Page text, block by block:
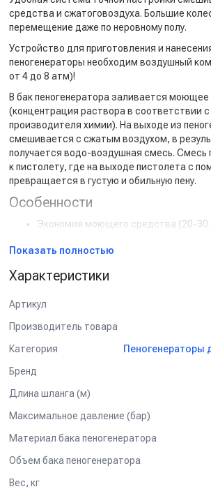
средства и сжатоговоздуха. Большие
перемещение даже по неровному полу.
Устройство для приготовления и
пеногенераторы необходим воздушный
от 4 до 8 атм)!
В бак пеногенератора заливается
(концентрация раствора в соответствии
производителя химии). На выходе из
смешивается с сжатым воздухом, в
получается водо-воздушная смесь. Смесь
к пистолету, где на выходе пистолета с
превращается в густую и обильную пену.
Особенности
Экономия моющего средства (20-30
Максимальная высота нанесения
(~5-6 мин. На мойку 1-го авто).
копья на пенную насадку (в случае
Показать полностью
Характеристики
Артикул
Производитель товара
Категория
Пеногенераторы
Бренд
Длина шланга (м)
Максимальное давление (бар)
Материал бака пеногенератора
Объем бака пеногенератора
Вес, кг